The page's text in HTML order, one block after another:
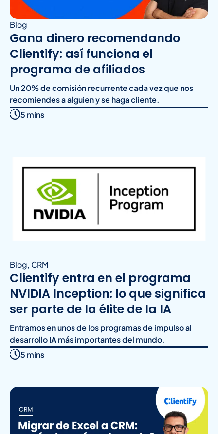
Blog
Gana dinero recomendando
Clientify: así funciona el
programa de afiliados
Un 20% de comisión recurrente cada vez que nos
recomiendes a alguien y se haga cliente.
5 mins
Blog, CRM
Clientify entra en el programa
NVIDIA Inception: lo que significa
ser parte de la élite de la IA
Entramos en unos de los programas de impulso al
desarrollo IA más importantes del mundo.
5 mins